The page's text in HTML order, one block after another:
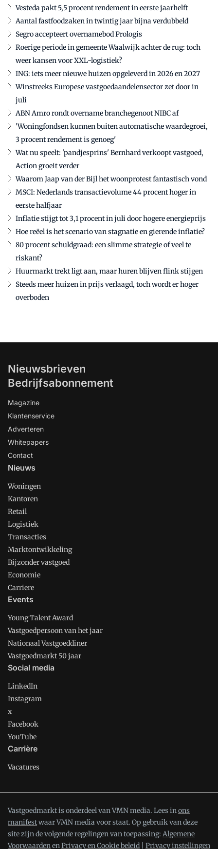
Vesteda pakt 5,5 procent rendement in eerste jaarhelft
Aantal fastfoodzaken in twintig jaar bijna verdubbeld
Segro accepteert overnamebod Prologis
Roerige periode in gemeente Waalwijk achter de rug: toch
weer kansen voor XXL-logistiek?
ING: iets meer nieuwe huizen opgeleverd in 2026 en 2027
Winstreeks Europese vastgoedaandelensector zet door in
juli
ABN Amro rondt overname branchegenoot NIBC af
'Woningfondsen kunnen buiten automatische waardegroei,
3 procent rendement is genoeg'
Wat nu speelt: 'pandjesprins' Bernhard verkoopt vastgoed,
Action groeit verder
Waarom Jaap van der Bijl het woonprotest fantastisch vond
MSCI: Nederlands transactievolume 44 procent hoger in
eerste halfjaar
Inflatie stijgt tot 3,1 procent in juli door hogere energieprijs
Hoe reëel is het scenario van stagnatie en gierende inflatie?
80 procent schuldgraad: een slimme strategie of veel te
riskant?
Huurmarkt trekt ligt aan, maar huren blijven flink stijgen
Steeds meer huizen in prijs verlaagd, toch wordt er hoger
overboden
Nieuwsbrieven
Bedrijfsabonnement
Magazine
Klantenservice
Adverteren
Whitepapers
Contact
Nieuws
Woningen
Kantoren
Retail
Logistiek
Transacties
Marktontwikkeling
Bijzonder vastgoed
Economie
Carriere
Events
Young Talent Award
Vastgoedpersoon van het jaar
Nationaal Vastgoeddiner
Vastgoedmarkt 50 jaar
Social media
LinkedIn
Instagram
x
Facebook
YouTube
Carrière
Vacatures
Vastgoedmarkt is onderdeel van VMN media. Lees inons
manifestwaar VMN media voor staat. Op gebruik van deze
site zijn de volgende regelingen van toepassing: Algemene
VoorwaardenenPrivacy en Cookie beleid Privacy instellingen